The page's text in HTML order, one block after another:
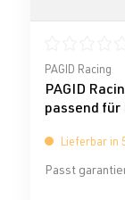
PAGID Racing
PAGID
passend für
Lieferbar in
Passt